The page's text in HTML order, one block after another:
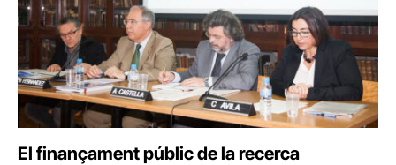
El finançament públic de la recerca